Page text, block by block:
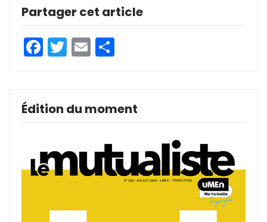
Partager cet article
Facebook
Twitter
Email
Édition du moment